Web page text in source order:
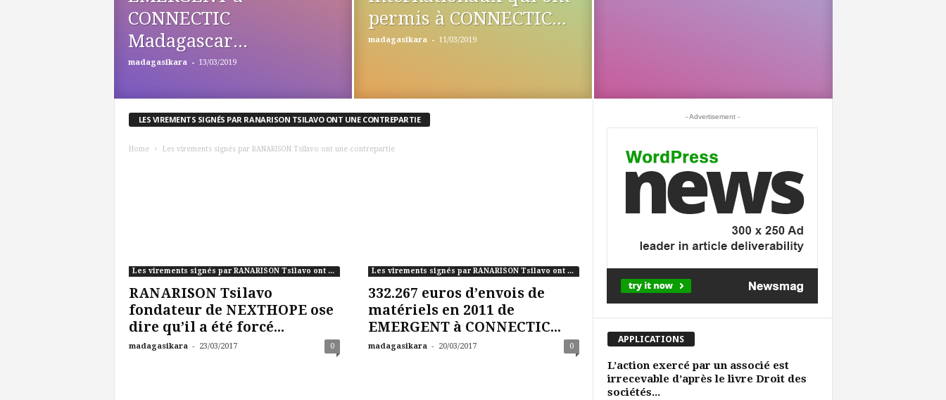
CONNECTIC
Madagascar...
madagasikara - 13/03/2019
permis à CONNECTIC...
madagasikara - 11/03/2019
LES VIREMENTS SIGNÉS PAR RANARISON TSILAVO ONT UNE CONTREPARTIE
Home Les virements signés par RANARISON Tsilavo ont une contrepartie
Les virements signés par RANARISON Tsilavo ont une contrepartie
RANARISON Tsilavo
fondateur de NEXTHOPE ose
dire qu’il a été forcé...
madagasikara - 23/03/2017 0
Les virements signés par RANARISON Tsilavo ont une contrepartie
332.267 euros d’envois de
matériels en 2011 de
EMERGENT à CONNECTIC...
madagasikara - 20/03/2017 0
- Advertisement -
APPLICATIONS
L’action exercé par un associé est
irrecevable d’après le livre Droit des
sociétés...